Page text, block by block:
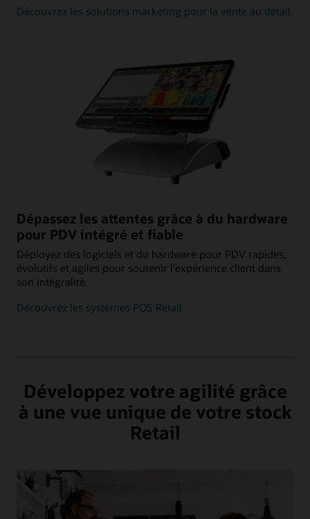
Découvrez les solutions marketing pour la vente au détail
Dépassez les attentes grâce à du hardware
pour PDV intégré et fiable
Déployez des logiciels et du hardware pour PDV rapides,
évolutifs et agiles pour soutenir l'expérience client dans
son intégralité.
Découvrez les systèmes POS Retail
Développez votre agilité grâce
à une vue unique de votre stock
Retail